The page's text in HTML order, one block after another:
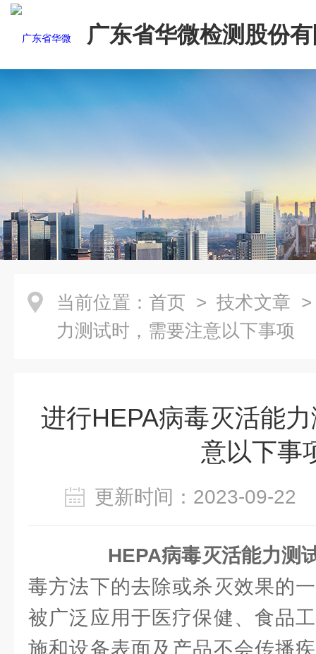
广东省华微检测股份
当前位置： 首页 > 技术文章
力测试时，需要注意以下事项
进行HEPA病毒灭活能
意以下事
更新时间：2023-09-
HEPA病毒灭活能力测
毒方法下的去除或杀灭效果的
被广泛应用于医疗保健、食品
施和设备表面及产品不会传播